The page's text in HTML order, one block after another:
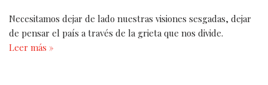
Necesitamos dejar de lado nuestras visiones sesgadas, dejar
de pensar el país a través de la grieta que nos divide.
Leer más »